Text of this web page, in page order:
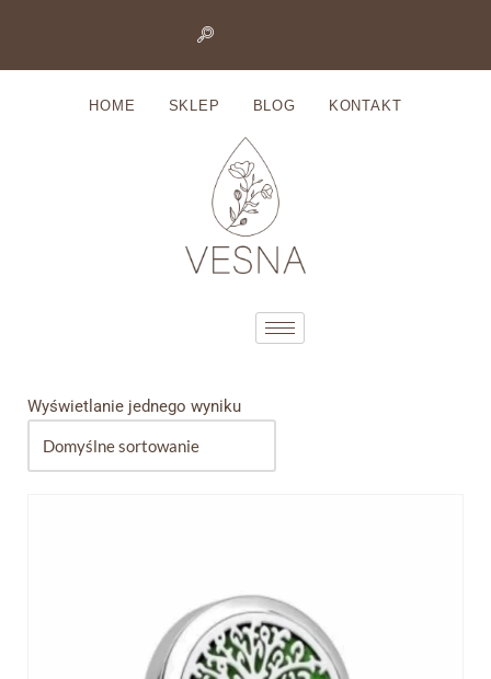
HOME SKLEP BLOG KONTAKT
Wyświetlanie jednego wyniku